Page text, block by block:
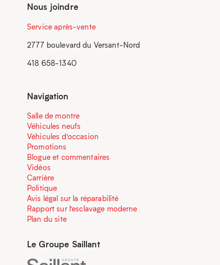
Nous joindre
Service après-vente
2777 boulevard du Versant-Nord
418 658-1340
Navigation
Salle de montre
Véhicules neufs
Véhicules d’occasion
Promotions
Blogue et commentaires
Vidéos
Carrière
Politique
Avis légal sur la réparabilité
Rapport sur l’esclavage moderne
Plan du site
Le Groupe Saillant